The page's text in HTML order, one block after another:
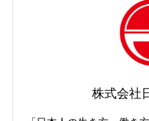
株式会社